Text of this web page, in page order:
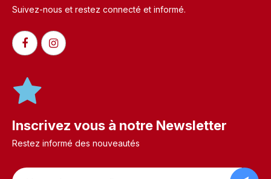
Suivez-nous et restez connecté et informé.​
Inscrivez vous à notre Newsletter
Restez informé des nouveautés